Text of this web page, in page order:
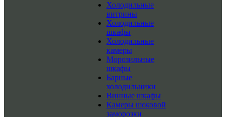
Холодильные
витрины
Холодильные
шкафы
Холодильные
камеры
Морозильные
шкафы
Барные
холодильники
Винные шкафы
Камеры шоковой
заморозки